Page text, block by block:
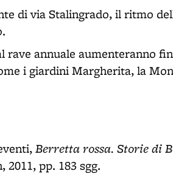
di via Stalingrado, il ritmo
annuale aumenteranno
i giardini Margherita, la
Berretta rossa. Storie di
2011, pp. 183 sgg.